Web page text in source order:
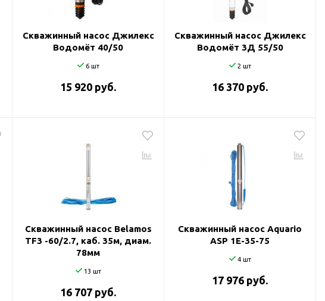
Скважинный насос Джилекс
Водомёт 40/50
6 шт
15 920 руб.
Скважинный насос Джилекс
Водомёт 3Д 55/50
2 шт
16 370 руб.
Скважинный насос Belamos
TF3 -60/2.7, каб. 35м, диам.
78мм
13 шт
16 707 руб.
Скважинный насос Aquario
ASP 1E-35-75
4 шт
17 976 руб.